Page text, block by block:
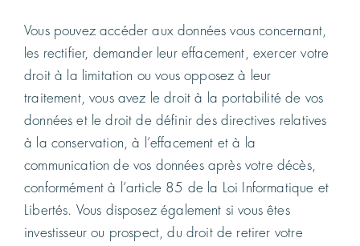
Vous pouvez accéder aux données vous concernant,
les rectifier, demander leur effacement, exercer votre
droit à la limitation ou vous opposez à leur
traitement, vous avez le droit à la portabilité de vos
données et le droit de définir des directives relatives
à la conservation, à l’effacement et à la
communication de vos données après votre décès,
conformément à l’article 85 de la Loi Informatique et
Libertés. Vous disposez également si vous êtes
investisseur ou prospect, du droit de retirer votre